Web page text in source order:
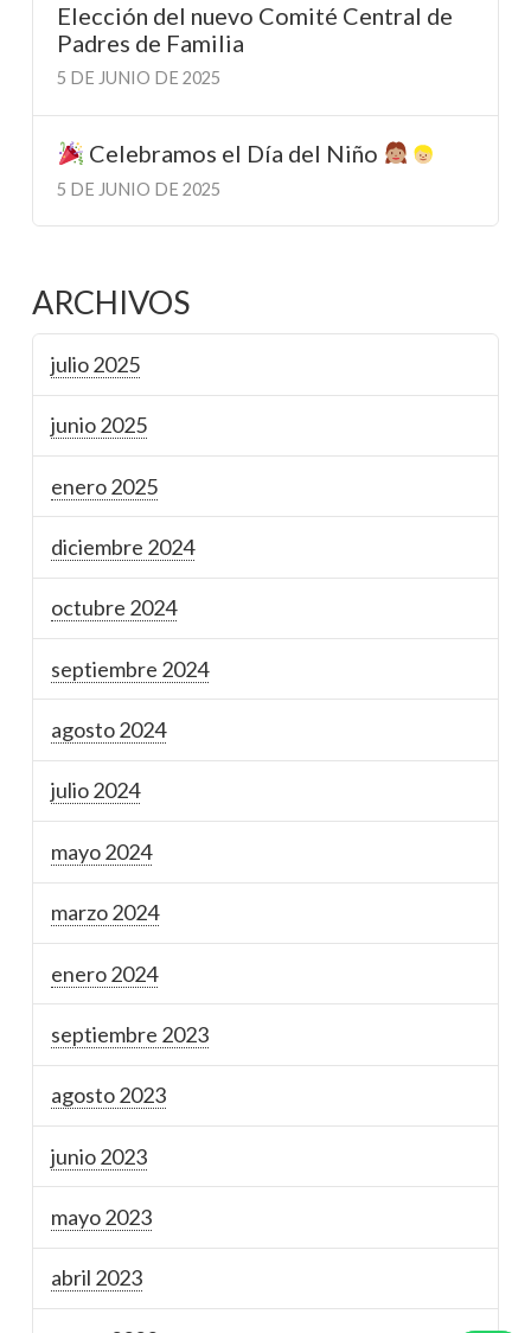
Elección del nuevo Comité Central de
Padres de Familia
5 DE JUNIO DE 2025
Celebramos el Día del Niño
5 DE JUNIO DE 2025
ARCHIVOS
julio 2025
junio 2025
enero 2025
diciembre 2024
octubre 2024
septiembre 2024
agosto 2024
julio 2024
mayo 2024
marzo 2024
enero 2024
septiembre 2023
agosto 2023
junio 2023
mayo 2023
abril 2023